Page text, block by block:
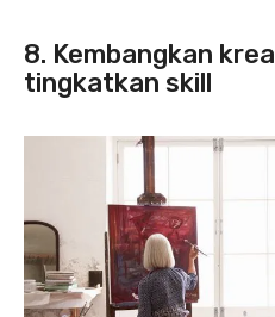
8. Kembangkan
tingkatkan skill